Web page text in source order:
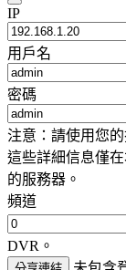
IP
用戶名
密碼
注意：請使用您的
這些詳細信息僅
的服務器。
頻道
DVR。